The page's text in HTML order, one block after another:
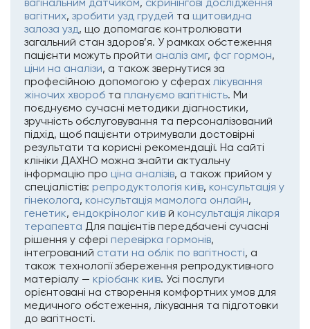
вагітних, зробити узд грудей та щитовидна
залоза узд, що допомагає контролювати
загальний стан здоров’я. У рамках обстеження
пацієнти можуть пройти аналіз амг, фсг гормон,
ціни на аналізи, а також звернутися за
професійною допомогою у сферах лікування
жіночих хвороб та плануємо вагітність. Ми
поєднуємо сучасні методики діагностики,
зручність обслуговування та персоналізований
підхід, щоб пацієнти отримували достовірні
результати та корисні рекомендації. На сайті
клініки ДАХНО можна знайти актуальну
інформацію про ціна аналізів, а також прийом у
спеціалістів: репродуктологія київ, консультація у
гінеколога, консультація мамолога онлайн,
генетик, ендокрінолог київ й консультація лікаря
терапевта Для пацієнтів передбачені сучасні
рішення у сфері перевірка гормонів,
інтегрований стати на облік по вагітності, а
також технології збереження репродуктивного
матеріалу — кріобанк київ. Усі послуги
орієнтовані на створення комфортних умов для
медичного обстеження, лікування та підготовки
до вагітності.